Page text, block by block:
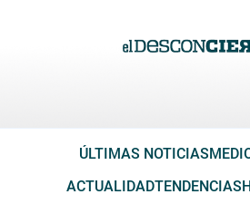
ÚLTIMAS NOTICIAS
ACTUALIDADTENDENCIAS